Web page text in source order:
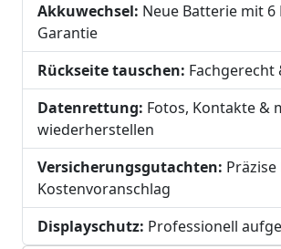
Akkuwechsel: Neue Batterie mit
Garantie
Rückseite tauschen: Fachgerecht
Datenrettung: Fotos, Kontakte &
wiederherstellen
Versicherungsgutachten:
Kostenvoranschlag
Displayschutz: Professionell